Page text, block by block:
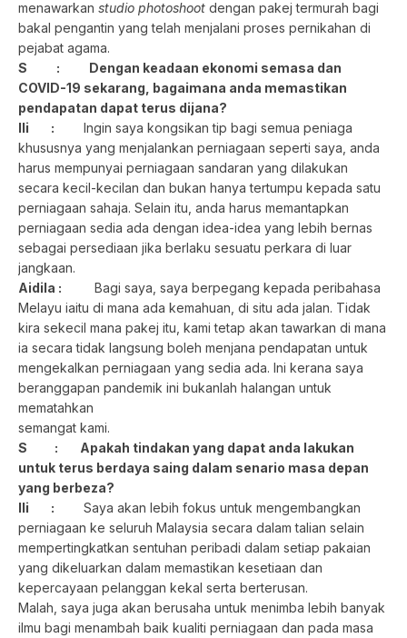
menawarkan studio photoshoot dengan pakej termurah bagi
bakal pengantin yang telah menjalani proses pernikahan di
pejabat agama.
S
:
Dengan keadaan ekonomi semasa dan
COVID-19 sekarang, bagaimana anda memastikan
pendapatan dapat terus dijana?
Ili : Ingin saya kongsikan tip bagi semua peniaga
khususnya yang menjalankan perniagaan seperti saya, anda
harus mempunyai perniagaan sandaran yang dilakukan
secara kecil-kecilan dan bukan hanya tertumpu kepada satu
perniagaan sahaja. Selain itu, anda harus memantapkan
perniagaan sedia ada dengan idea-idea yang lebih bernas
sebagai persediaan jika berlaku sesuatu perkara di luar
jangkaan.
Aidila : Bagi saya, saya berpegang kepada peribahasa
Melayu iaitu di mana ada kemahuan, di situ ada jalan. Tidak
kira sekecil mana pakej itu, kami tetap akan tawarkan di mana
ia secara tidak langsung boleh menjana pendapatan untuk
mengekalkan perniagaan yang sedia ada. Ini kerana saya
beranggapan pandemik ini bukanlah halangan untuk
mematahkan
semangat kami.
S : Apakah tindakan yang dapat anda lakukan
untuk terus berdaya saing dalam senario masa depan
yang berbeza?
Ili : Saya akan lebih fokus untuk mengembangkan
perniagaan ke seluruh Malaysia secara dalam talian selain
mempertingkatkan sentuhan peribadi dalam setiap pakaian
yang dikeluarkan dalam memastikan kesetiaan dan
kepercayaan pelanggan kekal serta berterusan.
Malah, saya juga akan berusaha untuk menimba lebih banyak
ilmu bagi menambah baik kualiti perniagaan dan pada masa